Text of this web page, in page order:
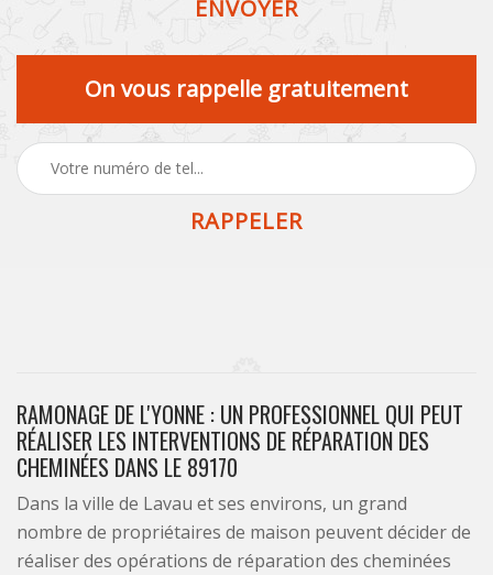
On vous rappelle gratuitement
RAMONAGE DE L'YONNE : UN PROFESSIONNEL QUI PEUT
RÉALISER LES INTERVENTIONS DE RÉPARATION DES
CHEMINÉES DANS LE 89170
Dans la ville de Lavau et ses environs, un grand
nombre de propriétaires de maison peuvent décider de
réaliser des opérations de réparation des cheminées